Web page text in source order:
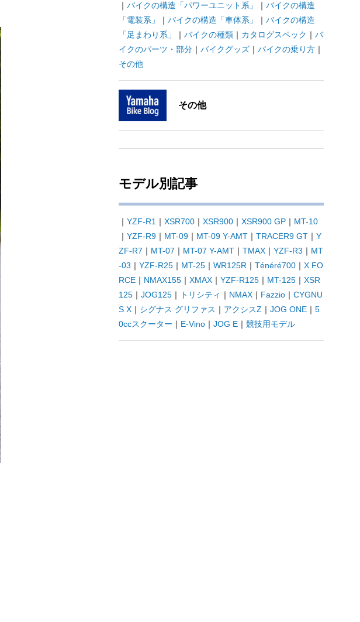
｜ バイクの構造「パワーユニット系」 ｜ バイクの構造
「電装系」
｜ バイクの構造「車体系」 ｜ バイクの構造
「足まわり系」
｜ バイクの種類｜ カタログスペック ｜ バ
イクのパーツ・部分｜ バイクグッズ｜ バイクの乗り方｜
その他
その他
モデル別記事
｜ YZF-R1 ｜ XSR700｜ XSR900｜ XSR900 GP｜ MT-10
｜ YZF-R9｜ MT-09｜ MT-09 Y-AMT｜ TRACER9 GT｜ Y
ZF-R7 ｜ MT-07 ｜ MT-07 Y-AMT｜ TMAX｜ YZF-R3 ｜ MT
-03 ｜ YZF-R25｜ MT-25｜ WR125R ｜ Ténéré700｜ X FO
RCE｜ NMAX155｜ XMAX｜ YZF-R125｜ MT-125｜ XSR
125｜ JOG125｜ トリシティ ｜ NMAX｜ Fazzio｜ CYGNU
S X｜ シグナス グリファス ｜ アクシスZ ｜ JOG ONE｜ 5
0ccスクーター ｜ E-Vino｜ JOG E｜ 競技用モデル